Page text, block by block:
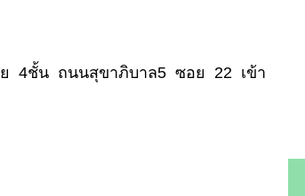
4ชั้น ถนนสุขาภิบาล5 ซอย 22 เข้า